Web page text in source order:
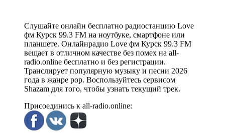
Слушайте онлайн бесплатно радиостанцию Love
фм Курск 99.3 FM на ноутбуке, смартфоне или
планшете. Онлайнрадио Love фм Курск 99.3 FM
вещает в отличном качестве без помех на all-
radio.online бесплатно и без регистрации.
Транслирует популярную музыку и песни 2026
года в жанре pop. Воспользуйтесь сервисом
Shazam для того, чтобы узнать текущий трек.
Присоединись к all-radio.online: